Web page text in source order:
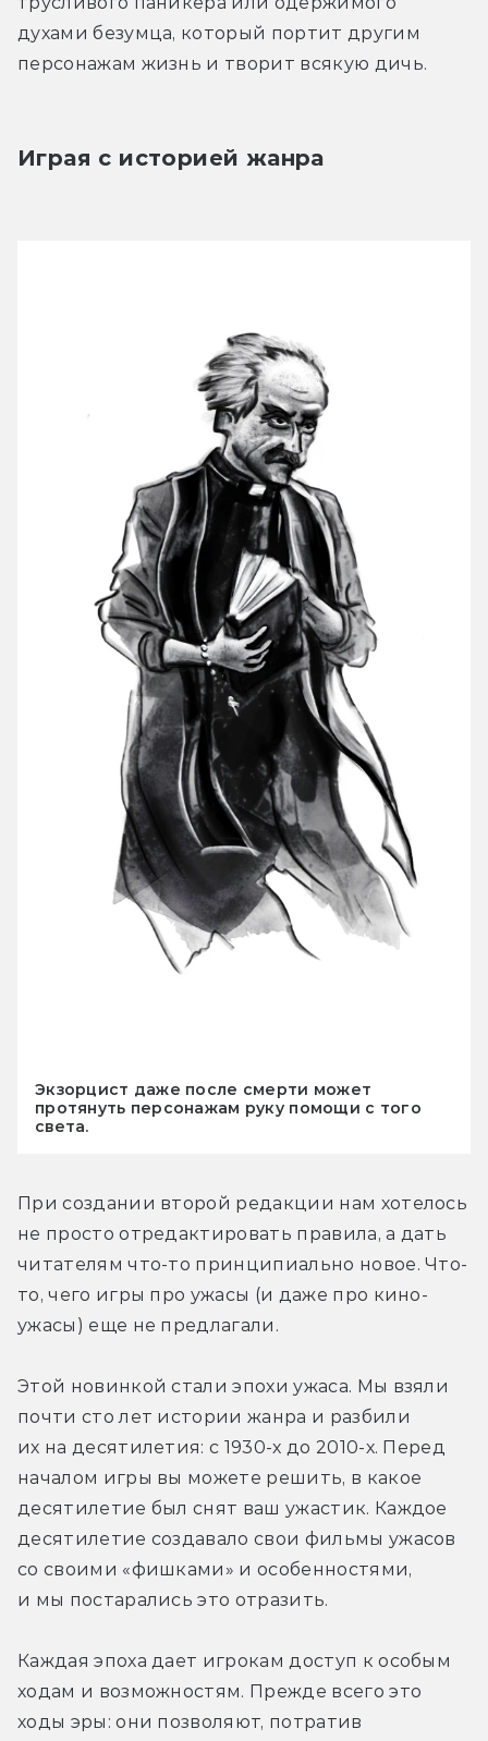
духами безумца, который портит другим
персонажам жизнь и творит всякую дичь.
Играя с историей жанра
Экзорцист даже после смерти может
протянуть персонажам руку помощи с того
света.
При создании второй редакции нам хотелось
не просто отредактировать правила, а дать
читателям что-то принципиально новое. Что-
то, чего игры про ужасы (и даже про кино-
ужасы) еще не предлагали.
Этой новинкой стали эпохи ужаса. Мы взяли
почти сто лет истории жанра и разбили
их на десятилетия: с 1930-х до 2010-х. Перед
началом игры вы можете решить, в какое
десятилетие был снят ваш ужастик. Каждое
десятилетие создавало свои фильмы ужасов
со своими «фишками» и особенностями,
и мы постарались это отразить.
Каждая эпоха дает игрокам доступ к особым
ходам и возможностям. Прежде всего это
ходы эры: они позволяют, потратив